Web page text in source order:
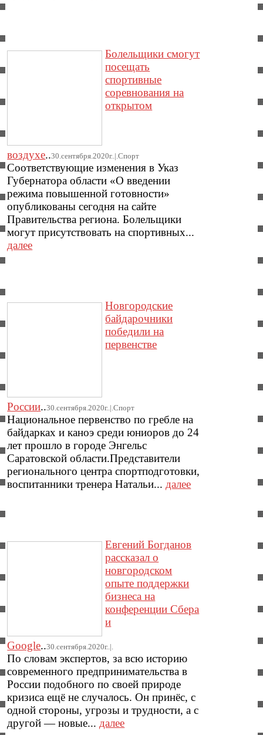
Болельщики смогут
посещать
спортивные
соревнования на
открытом
воздухе..30.сентября.2020г..|.Спорт
Соответствующие изменения в Указ
Губернатора области «О введении
режима повышенной готовности»
опубликованы сегодня на сайте
Правительства региона. Болельщики
могут присутствовать на спортивных...
далее
Новгородские
байдарочники
победили на
первенстве
России..30.сентября.2020г..|.Спорт
Национальное первенство по гребле на
байдарках и каноэ среди юниоров до 24
лет прошло в городе Энгельс
Саратовской области.Представители
регионального центра спортподготовки,
воспитанники тренера Натальи... далее
Евгений Богданов
рассказал о
новгородском
опыте поддержки
бизнеса на
конференции Сбера
и
Google..30.сентября.2020г..|.
По словам экспертов, за всю историю
современного предпринимательства в
России подобного по своей природе
кризиса ещё не случалось. Он принёс, с
одной стороны, угрозы и трудности, а с
другой — новые...далее